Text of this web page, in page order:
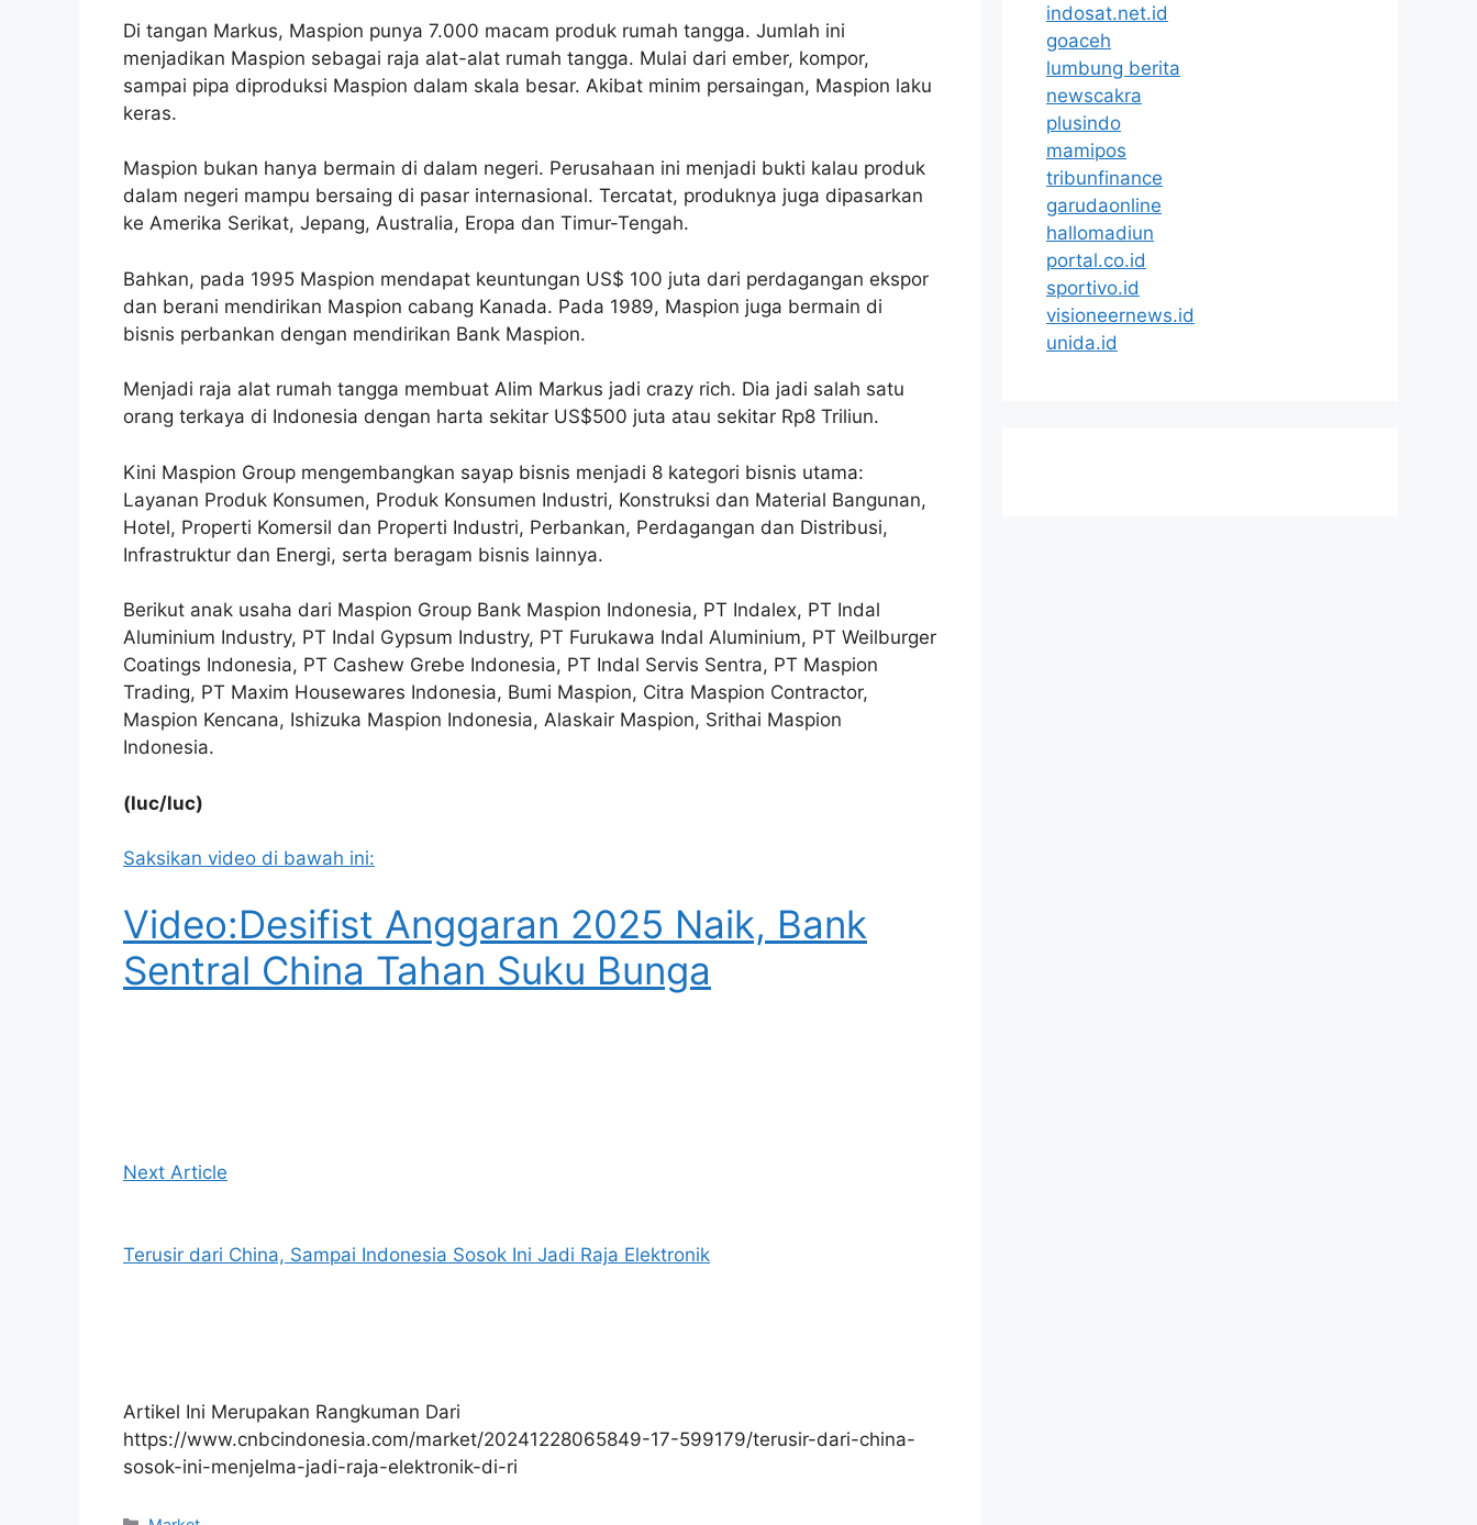
Di tangan Markus, Maspion punya 7.000 macam produk rumah tangga. Jumlah ini
menjadikan Maspion sebagai raja alat-alat rumah tangga. Mulai dari ember, kompor,
sampai pipa diproduksi Maspion dalam skala besar. Akibat minim persaingan, Maspion laku
keras.
Maspion bukan hanya bermain di dalam negeri. Perusahaan ini menjadi bukti kalau produk
dalam negeri mampu bersaing di pasar internasional. Tercatat, produknya juga dipasarkan
ke Amerika Serikat, Jepang, Australia, Eropa dan Timur-Tengah.
Bahkan, pada 1995 Maspion mendapat keuntungan US$ 100 juta dari perdagangan ekspor
dan berani mendirikan Maspion cabang Kanada. Pada 1989, Maspion juga bermain di
bisnis perbankan dengan mendirikan Bank Maspion.
Menjadi raja alat rumah tangga membuat Alim Markus jadi crazy rich. Dia jadi salah satu
orang terkaya di Indonesia dengan harta sekitar US$500 juta atau sekitar Rp8 Triliun.
Kini Maspion Group mengembangkan sayap bisnis menjadi 8 kategori bisnis utama:
Layanan Produk Konsumen, Produk Konsumen Industri, Konstruksi dan Material Bangunan,
Hotel, Properti Komersil dan Properti Industri, Perbankan, Perdagangan dan Distribusi,
Infrastruktur dan Energi, serta beragam bisnis lainnya.
Berikut anak usaha dari Maspion Group Bank Maspion Indonesia, PT Indalex, PT Indal
Aluminium Industry, PT Indal Gypsum Industry, PT Furukawa Indal Aluminium, PT Weilburger
Coatings Indonesia, PT Cashew Grebe Indonesia, PT Indal Servis Sentra, PT Maspion
Trading, PT Maxim Housewares Indonesia, Bumi Maspion, Citra Maspion Contractor,
Maspion Kencana, Ishizuka Maspion Indonesia, Alaskair Maspion, Srithai Maspion
Indonesia.
(luc/luc)
Saksikan video di bawah ini:
Video:Desifist Anggaran 2025 Naik, Bank
Sentral China Tahan Suku Bunga
Next Article
Terusir dari China, Sampai Indonesia Sosok Ini Jadi Raja Elektronik
Artikel Ini Merupakan Rangkuman Dari
https://www.cnbcindonesia.com/market/20241228065849-17-599179/terusir-dari-china-
sosok-ini-menjelma-jadi-raja-elektronik-di-ri
indosat.net.id
goaceh
lumbung berita
newscakra
plusindo
mamipos
tribunfinance
garudaonline
hallomadiun
portal.co.id
sportivo.id
visioneernews.id
unida.id